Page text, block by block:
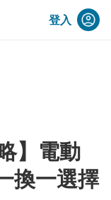
登入
】電動
換一選擇